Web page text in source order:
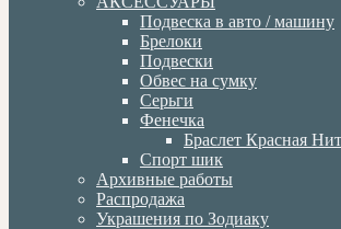
Подвеска в авто / машину
Брелоки
Подвески
Обвес на сумку
Серьги
Фенечка
Браслет Красная
Спорт шик
Архивные работы
Распродажа
Украшения по Зодиаку